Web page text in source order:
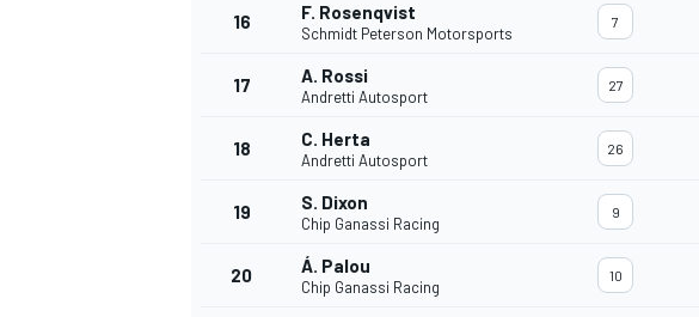
16 F. Rosenqvist
Schmidt Peterson Motorsports
7
17 A. Rossi
Andretti Autosport
27
18 C. Herta
Andretti Autosport
26
19 S. Dixon
Chip Ganassi Racing
9
20 Á. Palou
Chip Ganassi Racing
10